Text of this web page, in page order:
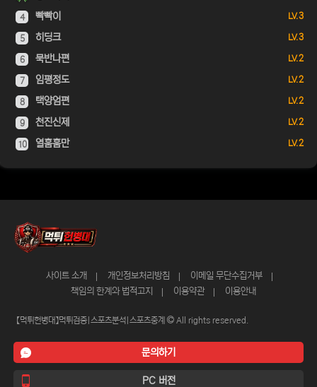
4 빡빡이 LV. 3
5 히딩크 LV. 3
6 묵반나편 LV. 2
7 임평정도 LV. 2
8 택양엄편 LV. 2
9 천진신제 LV. 2
10 열훔훔만 LV. 2
사이트 소개 개인정보처리방침
이메일 무단수집거부
책임의 한계와 법적고지
이용약관 이용안내
【먹튀헌병대】먹튀검증|스포츠분석|스포츠중계 All rights reserved.
문의하기
PC 버전